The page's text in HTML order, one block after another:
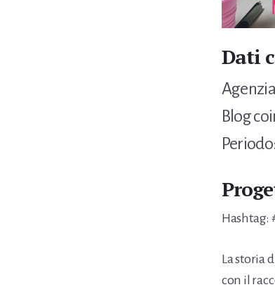
Dati
Blog
Hashtag:
La storia
con il